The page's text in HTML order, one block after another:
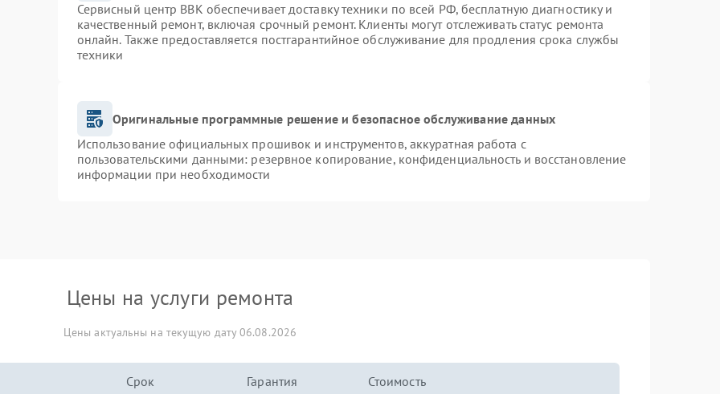
Сервисный центр BBK обеспечивает доставку техники по всей РФ, бесплатную диагностику и
качественный ремонт, включая срочный ремонт. Клиенты могут отслеживать статус ремонта
онлайн. Также предоставляется постгарантийное обслуживание для продления срока службы
техники
Оригинальные программные решение и безопасное обслуживание данных
Использование официальных прошивок и инструментов, аккуратная работа с
пользовательскими данными: резервное копирование, конфиденциальность и восстановление
информации при необходимости
Цены на услуги ремонта
Цены актуальны на текущую дату 06.08.2026
Срок Гарантия Стоимость